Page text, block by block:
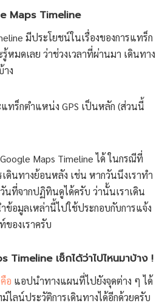
Maps Timeline
มีประโยชน์ในเรื่องของการแทร็ก
หมดเลย ว่าช่วงเวลาที่ผ่านมา เดินทาง
ง
ทร็กตำแหน่ง GPS เป็นหลัก (ส่วนนี้
Maps Timeline ได้ ในกรณีที่
เดินทางย้อนหลัง เช่น หากวันนึงเราทำ
นที่จากปฏิทินดูได้ครับ ว่านั้นเราเดิน
ข้อมูลเหล่านี้ไปใช้ประกอบกับการแจ้ง
องเราครับ
Timeline เช็กได้ว่าไปไหนมาบ้าง !
อ แอปนำทางแผนที่ไปยังจุดต่าง ๆ ได้
ไลน์ประวัติการเดินทางได้อีกด้วยครับ